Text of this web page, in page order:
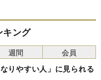
キング
りやすい人」に見られる
週間 会員